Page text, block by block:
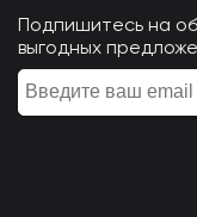
Подпишитесь на
выгодных